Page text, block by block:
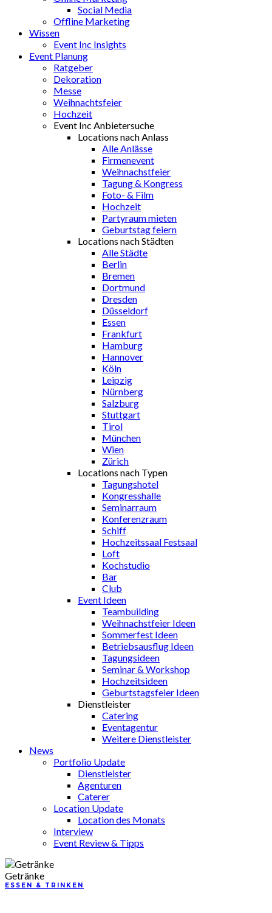
Social Media
Offline Marketing
Wissen
Event Inc Insights
Event Planung
Ratgeber
Dekoration
Messe
Weihnachtsfeier
Hochzeit
Event Inc Anbietersuche
Locations nach Anlass
Alle Anlässe
Firmenevent
Weihnachstfeier
Tagung & Kongress
Foto- & Film
Hochzeit
Partyraum mieten
Geburtstag feiern
Locations nach Städten
Alle Städte
Berlin
Bremen
Dortmund
Dresden
Düsseldorf
Essen
Frankfurt
Hamburg
Hannover
Köln
Leipzig
Nürnberg
Salzburg
Stuttgart
Tirol
München
Wien
Zürich
Locations nach Typen
Tagungshotel
Kongresshalle
Seminarraum
Konferenzraum
Schiff
Hochzeitssaal Festsaal
Loft
Kochstudio
Bar
Club
Event Ideen
Teambuilding
Weihnachstfeier Ideen
Sommerfest Ideen
Betriebsausflug Ideen
Tagungsideen
Seminar & Workshop
Hochzeitsideen
Geburtstagsfeier Ideen
Dienstleister
Catering
Eventagentur
Weitere Dienstleister
News
Portfolio Update
Dienstleister
Agenturen
Caterer
Location Update
Location des Monats
Interview
Event Review & Tipps
Getränke
ESSEN & TRINKEN